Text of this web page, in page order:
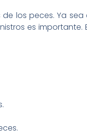
los peces. Ya sea
es importante.